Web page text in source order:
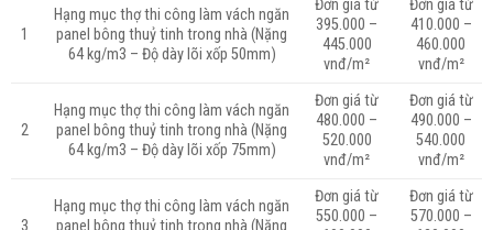
1
Hạng mục thợ thi công làm vách ngăn
panel bông thuỷ tinh trong nhà (Nặng
64 kg/m3 – Độ dày lõi xốp 50mm)
Đơn giá từ
395.000 –
445.000
vnđ/m²
Đơn giá từ
410.000 –
460.000
vnđ/m²
2
Hạng mục thợ thi công làm vách ngăn
panel bông thuỷ tinh trong nhà (Nặng
64 kg/m3 – Độ dày lõi xốp 75mm)
Đơn giá từ
480.000 –
520.000
vnđ/m²
Đơn giá từ
490.000 –
540.000
vnđ/m²
3
Hạng mục thợ thi công làm vách ngăn
panel bông thuỷ tinh trong nhà (Nặng
Đơn giá từ
550.000 –
Đơn giá từ
570.000 –